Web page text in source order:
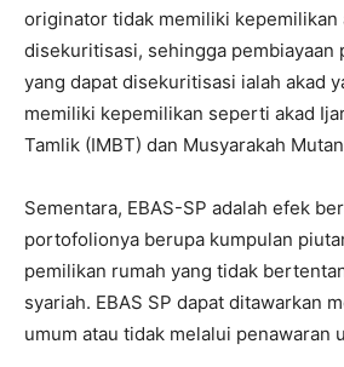
originator tidak memiliki kepemilikan
disekuritisasi, sehingga pembiayaan
yang dapat disekuritisasi ialah akad
memiliki kepemilikan seperti akad
Tamlik (IMBT) dan Musyarakah
Sementara, EBAS-SP adalah efek
portofolionya berupa kumpulan
pemilikan rumah yang tidak
syariah. EBAS SP dapat ditawarkan
umum atau tidak melalui penawaran